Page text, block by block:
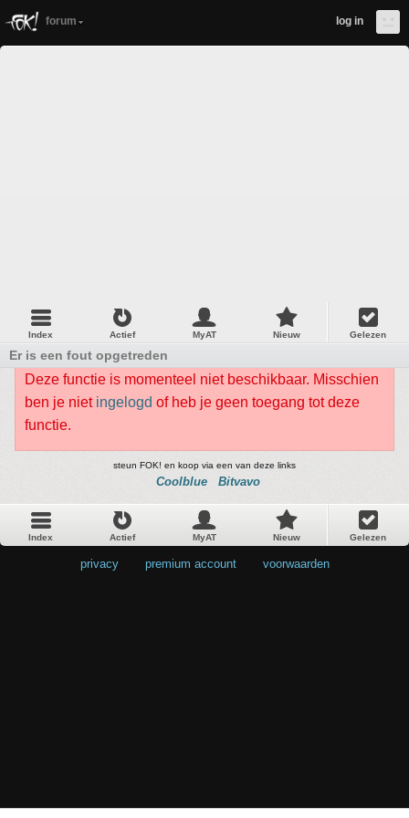
forum log in
Index Actief MyAT Nieuw Gelezen
Er is een fout opgetreden
Deze functie is momenteel niet beschikbaar. Misschien
ben je niet ingelogd of heb je geen toegang tot deze
functie.
steun FOK! en koop via een van deze links
Coolblue Bitvavo
Index Actief MyAT Nieuw Gelezen
privacy premium account voorwaarden